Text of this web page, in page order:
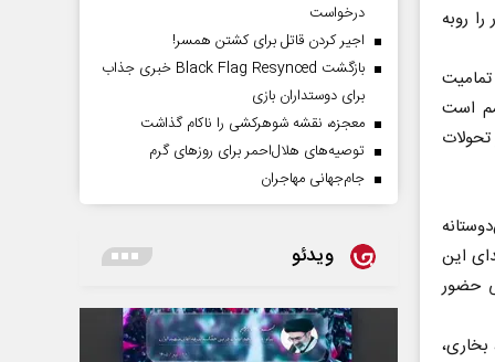
روبه
مصمم است
این
حضور
بخاری،
درخواست
اجیر کردن قاتل برای کشتن همسر!
بازگشت Black Flag Resynced خبری جذاب
برای دوستداران بازی
معجزه، نقشه شوهرکشی را ناکام گذاشت
توصیه‌های هلال‌احمر برای روز‌های گرم
جام‌جهانی مهاجران
ویدئو